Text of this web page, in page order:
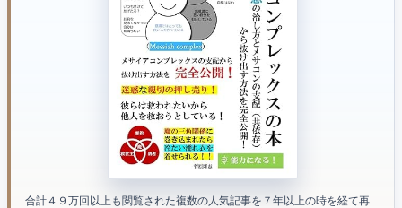
合計４９万回以上も閲覧された複数の人気記事を７年以上の時を経て再